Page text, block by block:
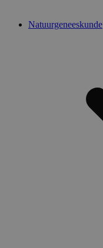
Natuurgeneeskunde